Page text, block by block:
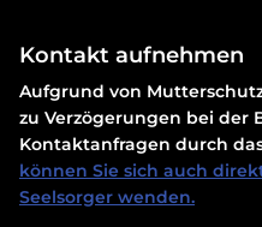
Kontakt aufnehmen
Aufgrund von
zu Verzögerungen bei der
Kontaktanfragen durch
können Sie sich auch
Seelsorger wenden.